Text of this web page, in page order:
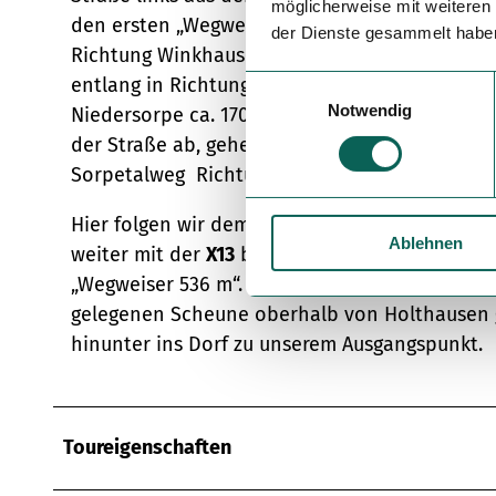
möglicherweise mit
der Dienste gesammelt
E
i
n
l
g
u
n
s
Notwendig
Ablehnen
den ersten „Wegweiser Holthausen
Richtung Winkhausen. An der Hauptstraße in
entlang in Richtung Dorf, bis zur
Niedersorpe ca. 170 m an der Dorfstraße
der Straße ab, gehen am Teich vorbei,
Sorpetalweg Richtung Niedersorpe am Bach
Hier folgen wir dem WanderzeichenX13durch
weiter mit der X13 bergauf, biegen um die
„Wegweiser 536 m“. Von hier aus gehen wir
gelegenen Scheune oberhalb von
hinunter ins Dorf zu unserem Ausgangspunkt.
Toureigenschaften